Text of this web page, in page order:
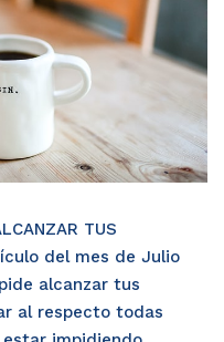
TUS
del mes de Julio
alcanzar tus
al respecto todas